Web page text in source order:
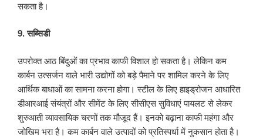
सकता है।
9. सब्सिडी
उपरोक्त आठ बिंदुओं का प्रभाव काफी विशाल हो सकता है। लेकिन कम
कार्बन उत्सर्जन वाले भारी उद्योगों को बड़े पैमाने पर शामिल करने के लिए
आर्थिक बाधाओं का सामना करना होगा। स्टील के लिए हाइड्रोजन आधारित
डीआरआई संयंत्रों और सीमेंट के लिए सीसीएस सुविधाएं पायलट से लेकर
शुरुआती व्यावसायिक चरणों तक मौजूद हैं। इनको बढ़ाना काफी महंगा और
जोखिम भरा है। कम कार्बन वाले उत्पादों को प्रतिस्पर्धा में नुकसान होता है।